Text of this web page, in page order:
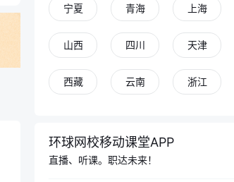
宁夏 青海 上海
山西 四川 天津
西藏 云南 浙江
环球网校移动课堂APP
直播、听课。职达未来！